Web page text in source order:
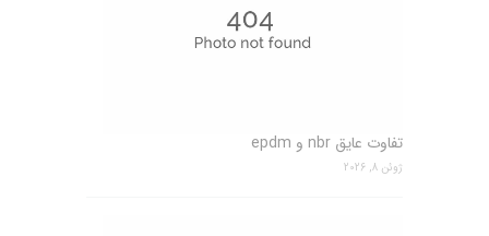
تفاوت عایق nbr و epdm
ژوئن 8, 2026